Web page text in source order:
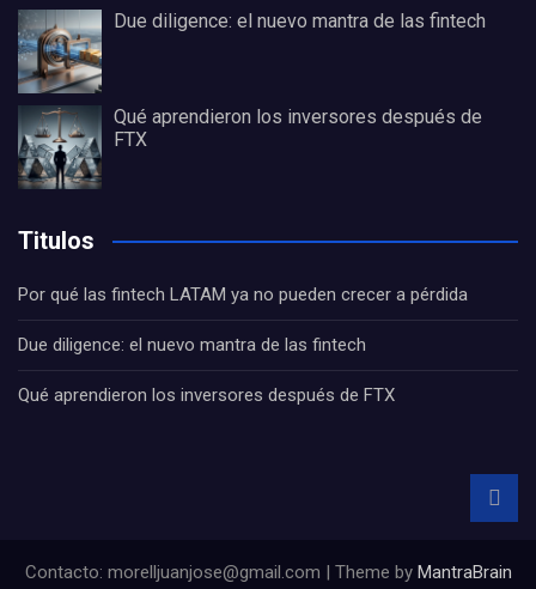
Due diligence: el nuevo mantra de las fintech
Qué aprendieron los inversores después de
FTX
Titulos
Por qué las fintech LATAM ya no pueden crecer a pérdida
Due diligence: el nuevo mantra de las fintech
Qué aprendieron los inversores después de FTX
Contacto: morelljuanjose@gmail.com | Theme by MantraBrain